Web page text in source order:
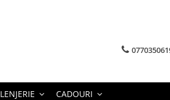
LENJERIE CADOURI